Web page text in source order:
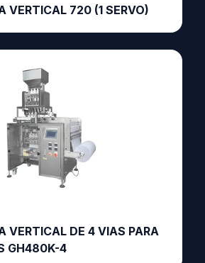
VERTICAL 720 (1 SERVO)
VERTICAL DE 4 VIAS PARA
GH480K-4